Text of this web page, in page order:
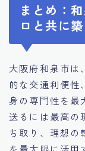
まとめ：
ロと共に築
大阪府和泉市は
的な交通利便性
身の専門性を最
送るには最高の
ち取り、理想の